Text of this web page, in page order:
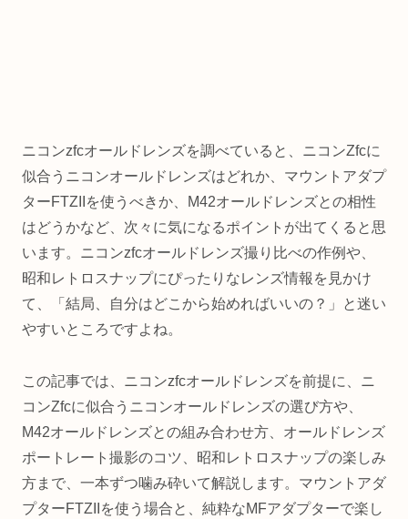
ニコンzfcオールドレンズを調べていると、ニコンZfcに
似合うニコンオールドレンズはどれか、マウントアダプ
ターFTZIIを使うべきか、M42オールドレンズとの相性
はどうかなど、次々に気になるポイントが出てくると思
います。ニコンzfcオールドレンズ撮り比べの作例や、
昭和レトロスナップにぴったりなレンズ情報を見かけ
て、「結局、自分はどこから始めればいいの？」と迷い
やすいところですよね。
この記事では、ニコンzfcオールドレンズを前提に、ニ
コンZfcに似合うニコンオールドレンズの選び方や、
M42オールドレンズとの組み合わせ方、オールドレンズ
ポートレート撮影のコツ、昭和レトロスナップの楽しみ
方まで、一本ずつ噛み砕いて解説します。マウントアダ
プターFTZIIを使う場合と、純粋なMFアダプターで楽し